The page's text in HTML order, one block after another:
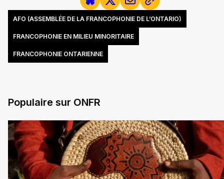
AFO (ASSEMBLÉE DE LA FRANCOPHONIE DE L’ONTARIO)
FRANCOPHONIE EN MILIEU MINORITAIRE
FRANCOPHONIE ONTARIENNE
Populaire sur ONFR